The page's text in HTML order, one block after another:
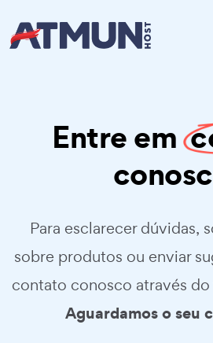
Entre em
Para esclarecer dúvidas,
sobre produtos ou enviar
contato conosco através
Aguardamos o seu